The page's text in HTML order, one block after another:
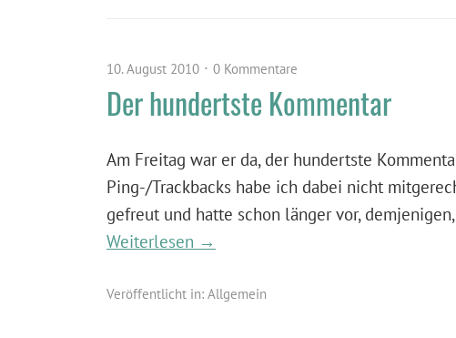
10. August 2010 0 Kommentare
Der hundertste Kommentar
Am Freitag war er da, der hundertste
Ping-/Trackbacks habe ich dabei nicht
gefreut und hatte schon länger vor,
Weiterlesen →
Veröffentlicht in: Allgemein